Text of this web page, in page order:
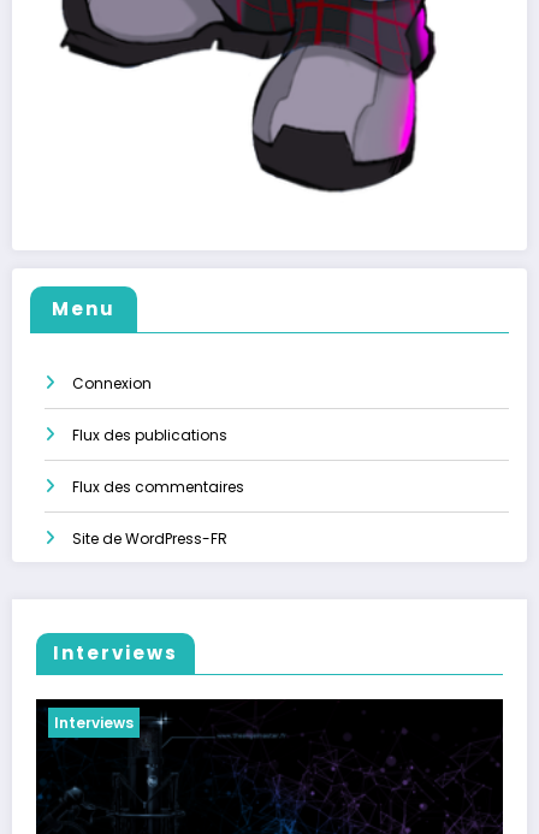
Menu
Connexion
Flux des publications
Flux des commentaires
Site de WordPress-FR
Interviews
Interviews